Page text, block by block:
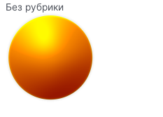
Без рубрики